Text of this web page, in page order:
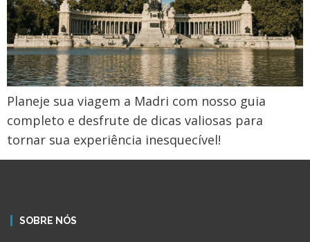
Planeje sua viagem a Madri com nosso guia
completo e desfrute de dicas valiosas para
tornar sua experiência inesquecível!
SOBRE NÓS